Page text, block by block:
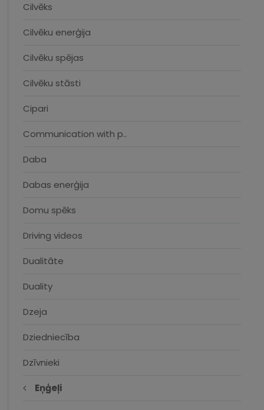
Cilvēks
Cilvēku enerģija
Cilvēku spējas
Cilvēku stāsti
Cipari
Communication with p..
Daba
Dabas enerģija
Domu spēks
Driving videos
Dualitāte
Duality
Dzeja
Dziedniecība
Dzīvnieki
Eņģeļi